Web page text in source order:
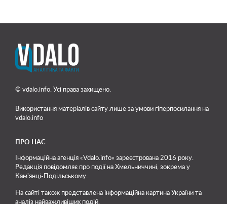
© vdalo.info. Усі права захищено.
Використання матеріалів сайту лише за умови гіперпосилання на
vdalo.info
ПРО НАС
Інформаційна агенція «Vdalo.info» зареєстрована 2016 року.
Редакція повідомляє про події на Хмельниччині, зокрема у
Кам'янці-Подільському.
На сайті також представлена інформаційна картина України та
аналіз найважливіших подій.